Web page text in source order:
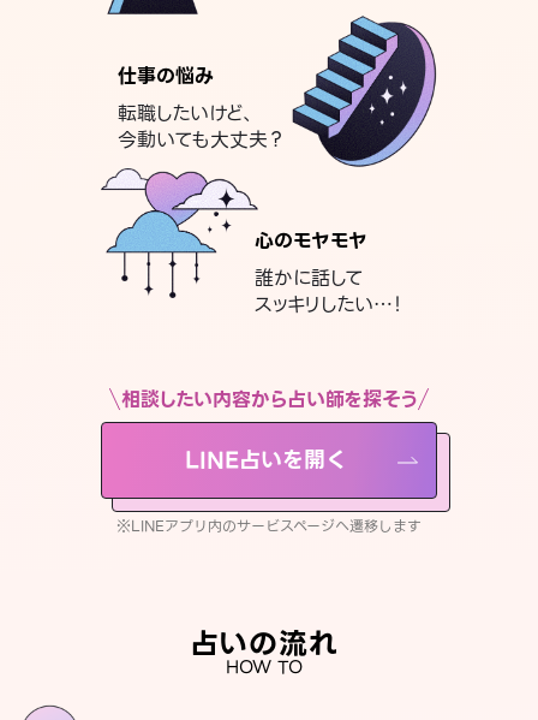
仕事の悩み
転職したいけど、
今動いても大丈夫？
心のモヤモヤ
誰かに話して
スッキリしたい…！
相談したい内容から占い師を探そう
LINE占いを開く
※LINEアプリ内のサービスページへ遷移します
占いの流れ
HOW TO